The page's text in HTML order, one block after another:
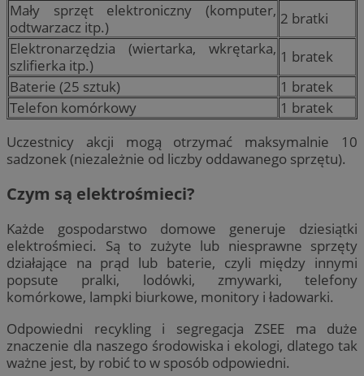
Mały sprzęt elektroniczny (komputer,
odtwarzacz itp.)
2 bratki
Elektronarzędzia (wiertarka, wkrętarka,
szlifierka itp.)
1 bratek
Baterie (25 sztuk)
1 bratek
Telefon komórkowy
1 bratek
Uczestnicy akcji mogą otrzymać maksymalnie 10
sadzonek (niezależnie od liczby oddawanego sprzętu).
Czym są elektrośmieci?
Każde gospodarstwo domowe generuje dziesiątki
elektrośmieci. Są to zużyte lub niesprawne sprzęty
działające na prąd lub baterie, czyli między innymi
popsute pralki, lodówki, zmywarki, telefony
komórkowe, lampki biurkowe, monitory i ładowarki.
Odpowiedni recykling i segregacja ZSEE ma duże
znaczenie dla naszego środowiska i ekologi, dlatego tak
ważne jest, by robić to w sposób odpowiedni.